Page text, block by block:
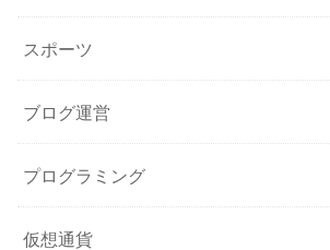
スポーツ
ブログ運営
プログラミング
仮想通貨